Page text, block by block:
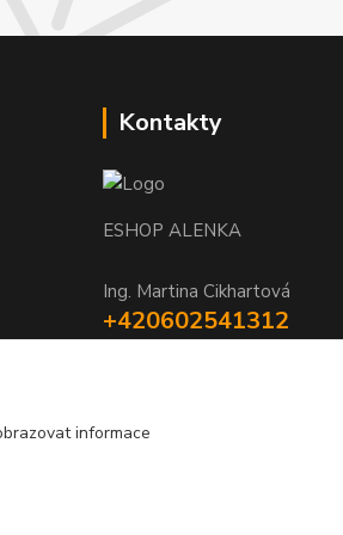
Kontakty
ESHOP ALENKA
Ing. Martina Cikhartová
+420602541312
informace